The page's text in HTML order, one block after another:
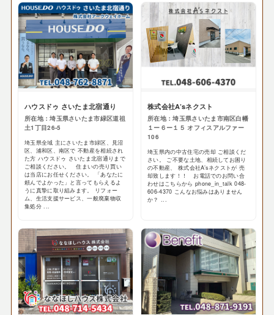
ハウスドゥ さいたま北宿通り
所在地：埼玉県さいたま市緑区道祖
土1丁目26-5
埼玉県全域 主にさいたま市緑区、見沼
区、浦和区、南区で 不動産を相続され
た方 ハウスドゥ さいたま北宿通りまで
ご相談ください。 住まいの売り買い
は当店にお任せください。 「あなたに
頼んでよかった」と言ってもらえるよ
うに真摯に取り組みます。 リフォー
ム、生活支援サービス、一般廃棄物収
集処分 ...
株式会社A’sネクスト
所在地：埼玉県さいたま市南区白幡
１ー６ー１５ オフィスアルファー
106
埼玉県内の中古住宅の売却 ご相談くだ
さい。 ご不要な土地、相続してお困り
の不動産、 株式会社A’sネクストが 売
却致します！！ お電話でのお問い合
わせはこちらから phone_in_talk 048-
606-4370 こんなお悩みはありません
か？ ...